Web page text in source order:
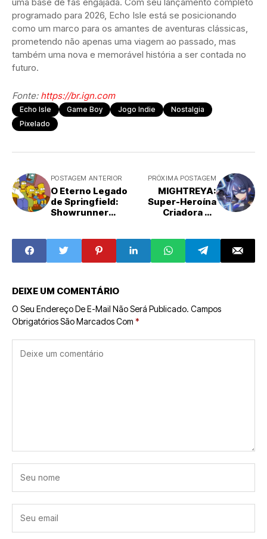
programado para 2026, Echo Isle está se posicionando
como um marco para os amantes de aventuras clássicas,
prometendo não apenas uma viagem ao passado, mas
também uma nova e memorável história a ser contada no
futuro.
Fonte: https://br.ign.com
Echo Isle Game Boy Jogo Indie
Nostalgia
Pixelado
POSTAGEM ANTERIOR
O Eterno Legado
de Springfield:
Showrunner
Terá Um Episódio
Final
PRÓXIMA POSTAGEM
MIGHTREYA:
Super-Heroína
Criadora de
em Novo Jogo
Anime
DEIXE UM COMENTÁRIO
O Seu Endereço De E-Mail Não Será Publicado. Campos
Obrigatórios São Marcados Com *